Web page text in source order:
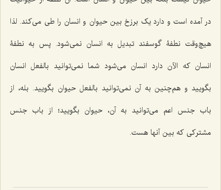
در آمده است و دارد یک برزخ بین حیوان و انسان را طی می‌کند. لذا
هیچ‌وقت نطفۀ گوسفند تبدیل به انسان نمی‌شود. پس به نطفۀ
انسان که الآن دارد انسان می‌شود شما نمی‌توانید بالفعل انسان
بگویید و هم‌چنین به آن نمی‌توانید بالفعل حیوان بگویید. بله، از
باب جنس اعم می‌توانید به آن، حیوان بگویید؛ از باب جنس
مشترکی که بین آنها هست.